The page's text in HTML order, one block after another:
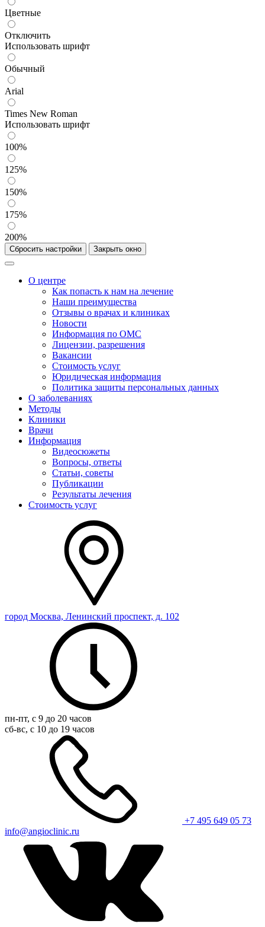
Цветные
Отключить
Использовать шрифт
Обычный
Arial
Times New Roman
Использовать шрифт
100%
125%
150%
175%
200%
Сбросить настройки Закрыть окно
О центре
Как попасть к нам на лечение
Наши преимущества
Отзывы о врачах и клиниках
Новости
Информация по ОМС
Лицензии, разрешения
Вакансии
Стоимость услуг
Юридическая информация
Политика защиты персональных данных
О заболеваниях
Методы
Клиники
Врачи
Информация
Видеосюжеты
Вопросы, ответы
Статьи, советы
Публикации
Результаты лечения
Стоимость услуг
город Москва, Ленинский проспект, д. 102
пн-пт, с 9 до 20 часов
сб-вс, с 10 до 19 часов
+7 495 649 05 73
info@angioclinic.ru